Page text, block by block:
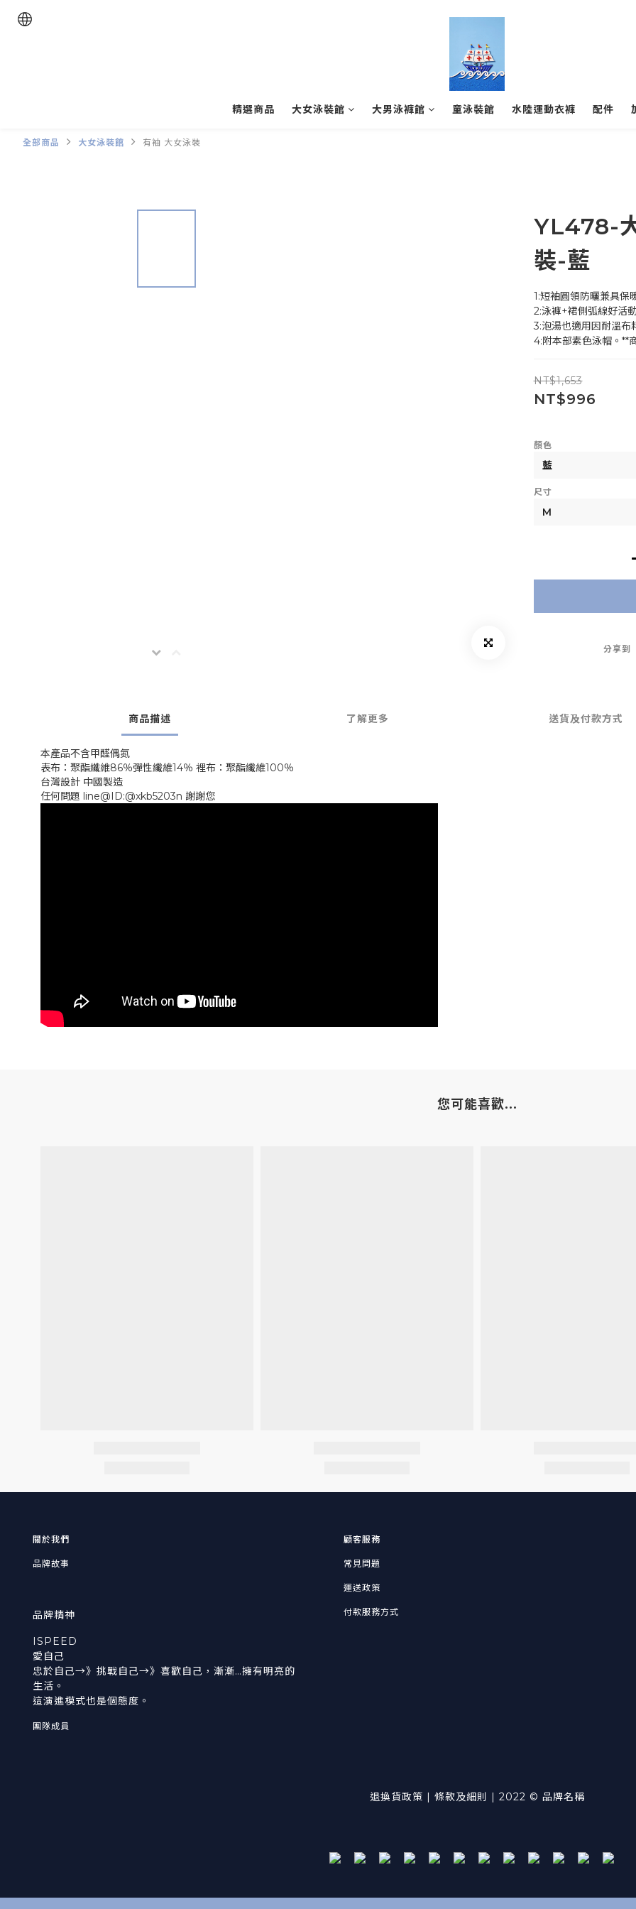
精選商品 大女泳裝館 大男泳褲館 童泳裝館 水陸運動衣褲 配件
全部商品 大女泳裝館 有袖 大女泳裝
YL478-
裝-藍
1:短袖圓領防曬兼具保
2:泳褲+裙側弧線好活
3:泡湯也適用因耐溫布
4:附本部素色泳帽。
NT$1,653
NT$996
顏色
尺寸
分享到
商品描述 了解更多 送貨及付款方式
本產品不含甲醛偶氮
表布：聚酯纖維86％彈性纖維14％ 裡布：聚酯纖維100％
台灣設計 中國製造
任何問題 line@ID:@xkb5203n 謝謝您
您可能喜歡...
關於我們
品牌故事
品牌精神
ISPEED
愛自己
忠於自己→》挑戰自己→》喜歡自己，漸漸…擁有明亮的
生活。
這演進模式也是個態度。
團隊成員
顧客服務
常見問題
運送政策
付款服務方式
退換貨政策 | 條款及細則 | 2022 © 品牌名稱